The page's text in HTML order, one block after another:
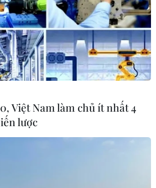
các đối tác Mỹ về khả năng nước
NAFTA phiên bản mới, nếu Tổng
Trump không dỡ bỏ thuế đánh vào
khẩu từ Canada.
Việt Nam làm chủ ít nhất 4
lược